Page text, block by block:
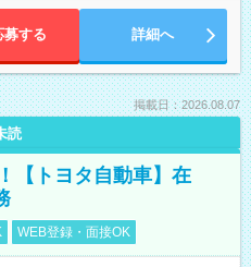
募する 詳細へ
掲載日：2026.08.07
読
【トヨタ自動車】在
WEB登録・面接OK